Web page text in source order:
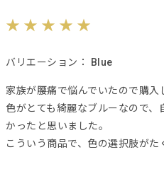
バリエーション： Blue
家族が腰痛で悩んでいたので購入
色がとても綺麗なブルーなので
かったと思いました。
こういう商品で、色の選択肢が